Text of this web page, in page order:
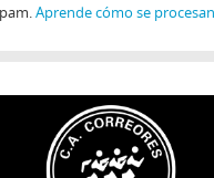
Aprende cómo se